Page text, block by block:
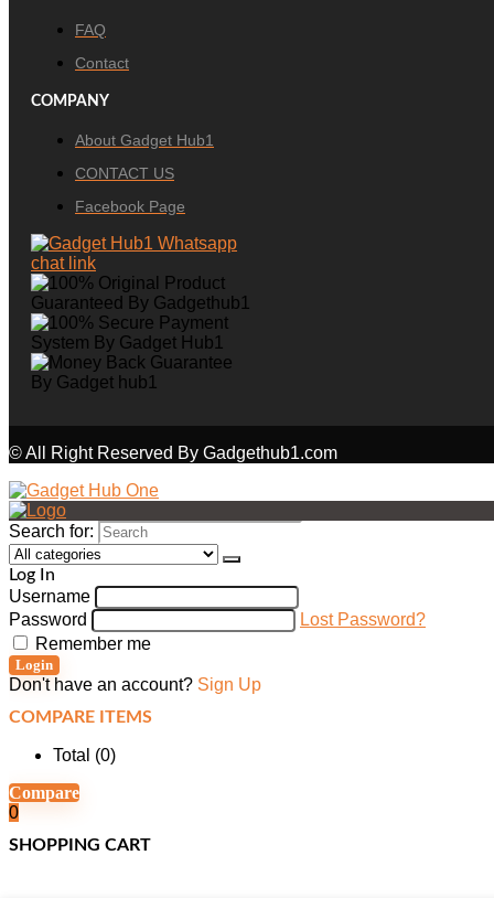
FAQ
Contact
COMPANY
About Gadget Hub1
CONTACT US
Facebook Page
© All Right Reserved By Gadgethub1.com
Search for:
Log In
Username
Password
Lost Password?
Remember me
Login
Don't have an account? Sign Up
COMPARE ITEMS
Total (0)
Compare
0
SHOPPING CART